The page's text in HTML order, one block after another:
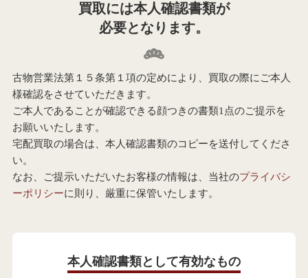
買取には本人確認書類が
必要となります。
古物営業法第１５条第１項の定めにより、買取の際にご本人
様確認をさせていただきます。
ご本人であることが確認できる顔つきの書類1点のご提示を
お願いいたします。
宅配買取の場合は、本人確認書類のコピーを送付してくださ
い。
なお、ご提示いただいたお客様の情報は、当社のプライバシ
ーポリシーに則り、厳重に保管いたします。
本人確認書類として有効なもの